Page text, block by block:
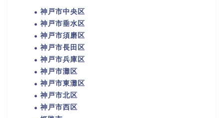
神戸市中央区
神戸市垂水区
神戸市須磨区
神戸市長田区
神戸市兵庫区
神戸市灘区
神戸市東灘区
神戸市北区
神戸市西区